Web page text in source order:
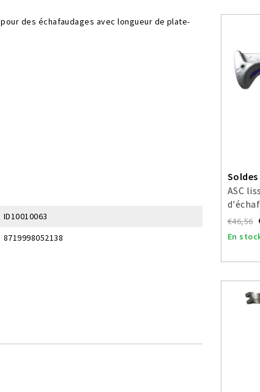
pour des échafaudages avec longueur de plate-
ID10010063
8719998052138
Soldes
ASC
€46,56
En